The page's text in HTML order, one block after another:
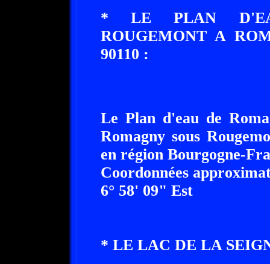
* LE PLAN
ROUGEMONT A
90110 :
Le Plan d'eau de
Romagny sous
en région Bourgogne-
Coordonnées
6° 58' 09" Est
* LE LAC DE LA